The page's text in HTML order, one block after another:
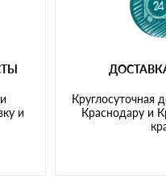
и
Круглосуточная
Краснодару и